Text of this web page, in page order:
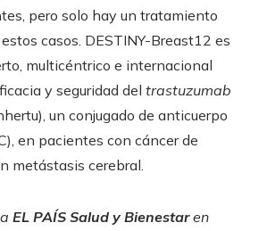
pero solo hay un tratamiento
casos. DESTINY-Breast12 es
multicéntrico e internacional
y seguridad del trastuzumab
un conjugado de anticuerpo
en pacientes con cáncer de
metástasis cerebral.
EL PAÍS Salud y Bienestaren